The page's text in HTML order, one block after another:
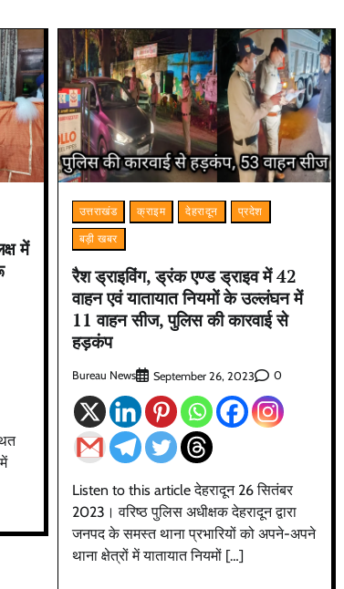
में
उत्तराखंड क्राइम देहरादून
प्रदेश
बड़ी खबर
रैश ड्राइविंग, ड्रंक एण्ड ड्राइव में 42
वाहन एवं यातायात नियमों के उल्लंघन में
11 वाहन सीज, पुलिस की कारवाई से
हड़कंप
Bureau News September 26, 2023 0
Listen to this article देहरादून 26 सितंबर
2023। वरिष्ठ पुलिस अधीक्षक देहरादून द्वारा
जनपद के समस्त थाना प्रभारियों को अपने-अपने
थाना क्षेत्रों में यातायात नियमों […]